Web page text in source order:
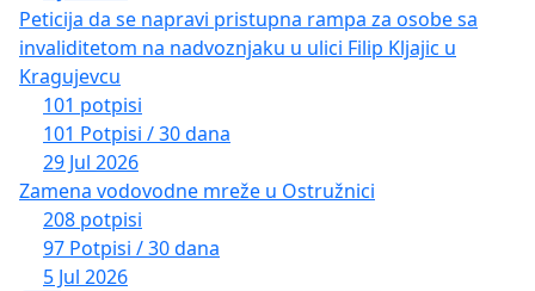
Peticija da se napravi pristupna rampa za osobe sa
invaliditetom na nadvoznjaku u ulici Filip Kljajic u
Kragujevcu
101 potpisi
101 Potpisi / 30 dana
29 Jul 2026
Zamena vodovodne mreže u Ostružnici
208 potpisi
97 Potpisi / 30 dana
5 Jul 2026